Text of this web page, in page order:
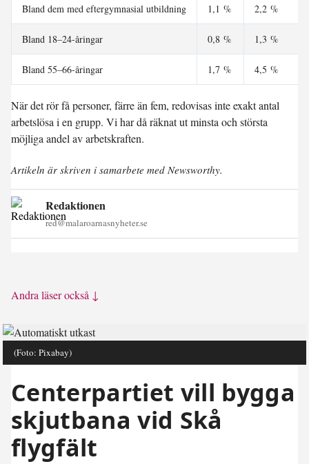
Bland dem med eftergymnasial utbildning 1,1 % 2,2 %
Bland 18–24-åringar 0,8 % 1,3 %
Bland 55–66-åringar 1,7 % 4,5 %
När det rör få personer, färre än fem, redovisas inte exakt antal
arbetslösa i en grupp. Vi har då räknat ut minsta och största
möjliga andel av arbetskraften.
Artikeln är skriven i samarbete med Newsworthy.
Redaktionen
red@malaroarnasnyheter.se
Andra läser också ↓
(Foto: Pixabay)
Centerpartiet vill bygga
skjutbana vid Skå
flygfält